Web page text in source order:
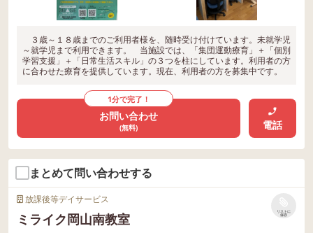
３歳～１８歳までのご利用者様を、随時受け付けています。未就学児
～就学児まで利用できます。 当施設では、「集団運動療育」＋「個別
学習支援」＋「日常生活スキル」の３つを柱にしています。利用者の方
に合わせた療育を提供しています。現在、利用者の方を募集中です。
1分で完了！
お問い合わせ
(無料) 電話
まとめて問い合わせする
放課後等デイサービス
ミライク岡山南教室
リストに
保存